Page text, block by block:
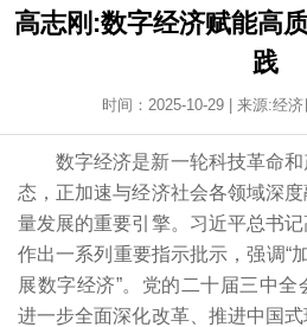
高志刚:数字经济赋能高
践
时间：2025-10-29 | 来源:经
数字经济是新一轮科技革命
态，正加速与经济社会各领域深
量发展的重要引擎。习近平总书记
作出一系列重要指示批示，强调“
展数字经济”。党的二十届三中
进一步全面深化改革、推进中国